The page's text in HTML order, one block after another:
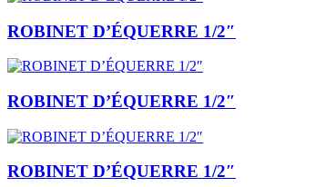
ROBINET D’ÉQUERRE 1/2″
ROBINET D’ÉQUERRE 1/2″
ROBINET D’ÉQUERRE 1/2″